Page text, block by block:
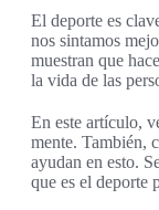
El deporte es
nos sintamos
muestran que
la vida de las
En este artículo,
mente. También,
ayudan en esto.
que es el deporte